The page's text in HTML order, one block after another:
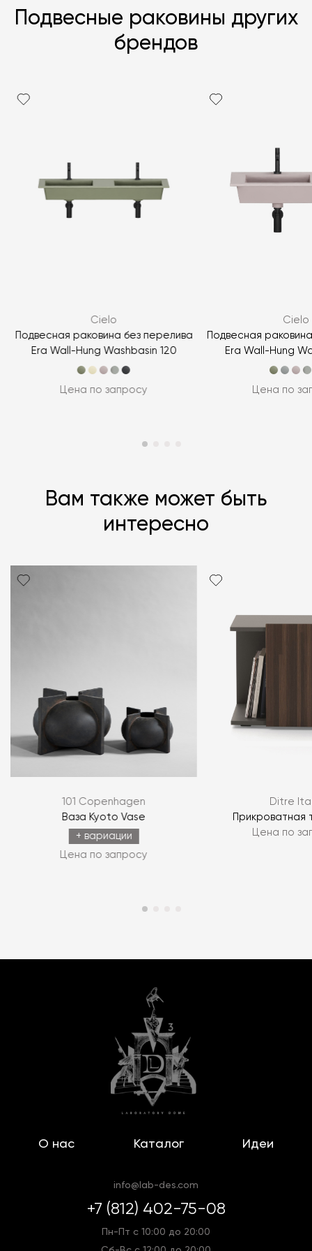
Подвесные раковины других
брендов
Cielo
Подвесная раковина без перелива
Era Wall-Hung Washbasin 120
Цена по запросу
Cielo
Подвесная
Era Wall-Hung
Цена по
Вам также может быть
интересно
101 Copenhagen
Ваза Kyoto Vase
+ вариации
Цена по запросу
Ditre
Прикроватная
Цена по
О нас Каталог Идеи
info@lab-des.com
+7 (812) 402-75-08
Пн-Пт с 10:00 до 20:00